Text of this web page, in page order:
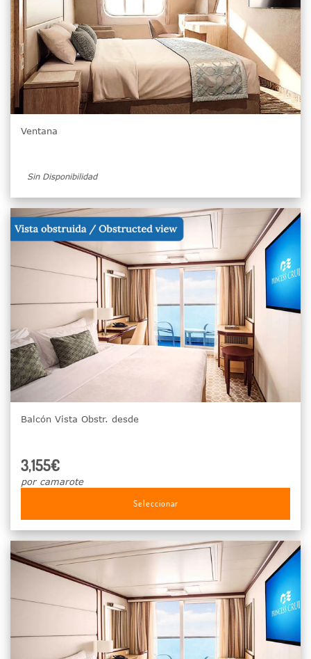
Ventana
Sin Disponibilidad
Balcón Vista Obstr. desde
3,155€
por camarote
Seleccionar